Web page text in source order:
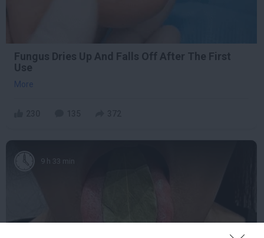
Fungus Dries Up And Falls Off After The First
Use
More
9 h 33 min